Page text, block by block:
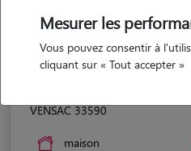
VENSAC 33590
maison
Mesurer les
Vous pouvez consentir à
cliquant sur « Tout accepter »